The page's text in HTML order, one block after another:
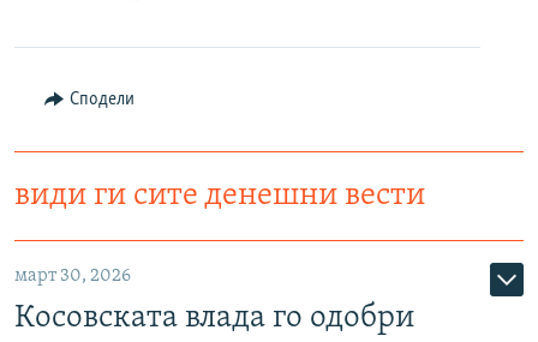
Сподели
види ги сите денешни вести
март 30, 2026
Косовската влада го одобри